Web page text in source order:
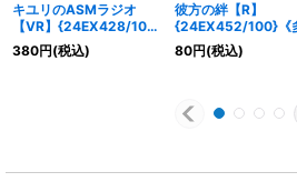
キユリのASMラジオ
【VR】{24EX428/100}
《自然》
380円(税込)
彼方の絆【R】
{24EX452/100}《
80円(税込)